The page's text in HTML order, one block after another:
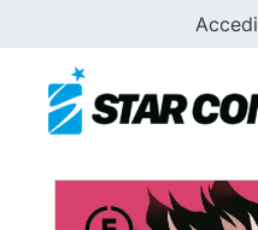
Accedi